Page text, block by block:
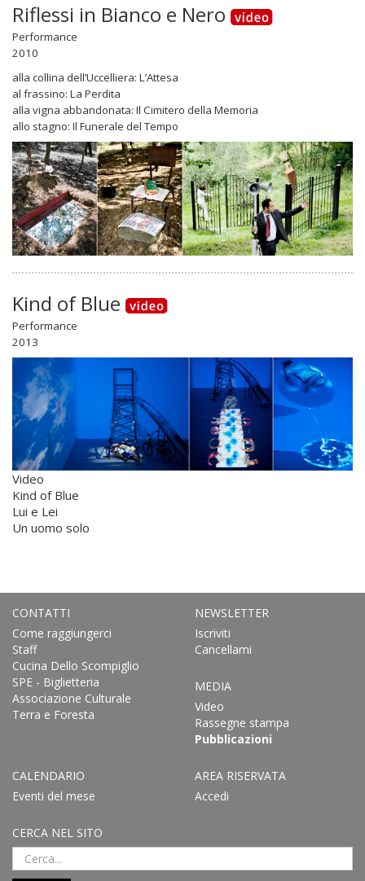
Riflessi in Bianco e Nero
Performance
2010
alla collina dell’Uccelliera: L’Attesa
al frassino: La Perdita
alla vigna abbandonata: Il Cimitero della Memoria
allo stagno: Il Funerale del Tempo
Kind of Blue
Performance
2013
Video
Kind of Blue
Lui e Lei
Un uomo solo
CONTATTI
Come raggiungerci
Staff
Cucina Dello Scompiglio
SPE - Biglietteria
Associazione Culturale
Terra e Foresta
NEWSLETTER
Iscriviti
Cancellami
MEDIA
Video
Rassegne stampa
Pubblicazioni
CALENDARIO
Eventi del mese
AREA RISERVATA
Accedi
CERCA NEL SITO